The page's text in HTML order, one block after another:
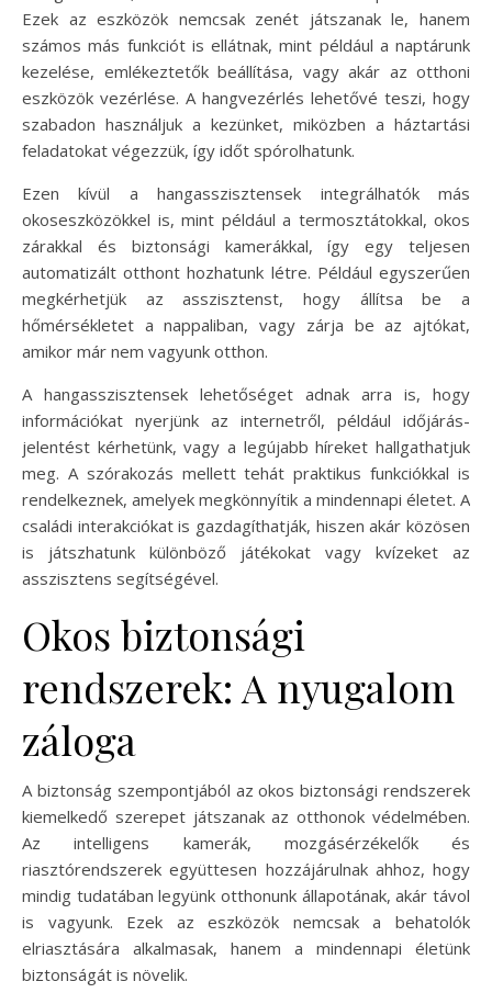
Ezek az eszközök nemcsak zenét játszanak le, hanem
számos más funkciót is ellátnak, mint például a naptárunk
kezelése, emlékeztetők beállítása, vagy akár az otthoni
eszközök vezérlése. A hangvezérlés lehetővé teszi, hogy
szabadon használjuk a kezünket, miközben a háztartási
feladatokat végezzük, így időt spórolhatunk.
Ezen kívül a hangasszisztensek integrálhatók más
okoseszközökkel is, mint például a termosztátokkal, okos
zárakkal és biztonsági kamerákkal, így egy teljesen
automatizált otthont hozhatunk létre. Például egyszerűen
megkérhetjük az asszisztenst, hogy állítsa be a
hőmérsékletet a nappaliban, vagy zárja be az ajtókat,
amikor már nem vagyunk otthon.
A hangasszisztensek lehetőséget adnak arra is, hogy
információkat nyerjünk az internetről, például időjárás-
jelentést kérhetünk, vagy a legújabb híreket hallgathatjuk
meg. A szórakozás mellett tehát praktikus funkciókkal is
rendelkeznek, amelyek megkönnyítik a mindennapi életet. A
családi interakciókat is gazdagíthatják, hiszen akár közösen
is játszhatunk különböző játékokat vagy kvízeket az
asszisztens segítségével.
Okos biztonsági
rendszerek: A nyugalom
záloga
A biztonság szempontjából az okos biztonsági rendszerek
kiemelkedő szerepet játszanak az otthonok védelmében.
Az intelligens kamerák, mozgásérzékelők és
riasztórendszerek együttesen hozzájárulnak ahhoz, hogy
mindig tudatában legyünk otthonunk állapotának, akár távol
is vagyunk. Ezek az eszközök nemcsak a behatolók
elriasztására alkalmasak, hanem a mindennapi életünk
biztonságát is növelik.